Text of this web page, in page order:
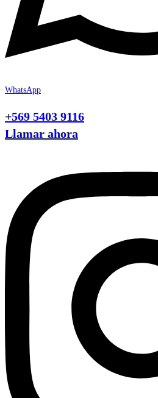
WhatsApp
+569 5403 9116
Llamar ahora